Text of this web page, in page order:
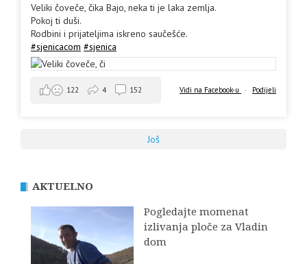
Veliki čoveče, čika Bajo, neka ti je laka zemlja.
Pokoj ti duši.
Rodbini i prijateljima iskreno saučešće.
#sjenicacom #sjenica
Vidi na Facebook-u · Podijeli
122 4 152
Još
AKTUELNO
Pogledajte momenat
izlivanja ploče za Vladin
dom